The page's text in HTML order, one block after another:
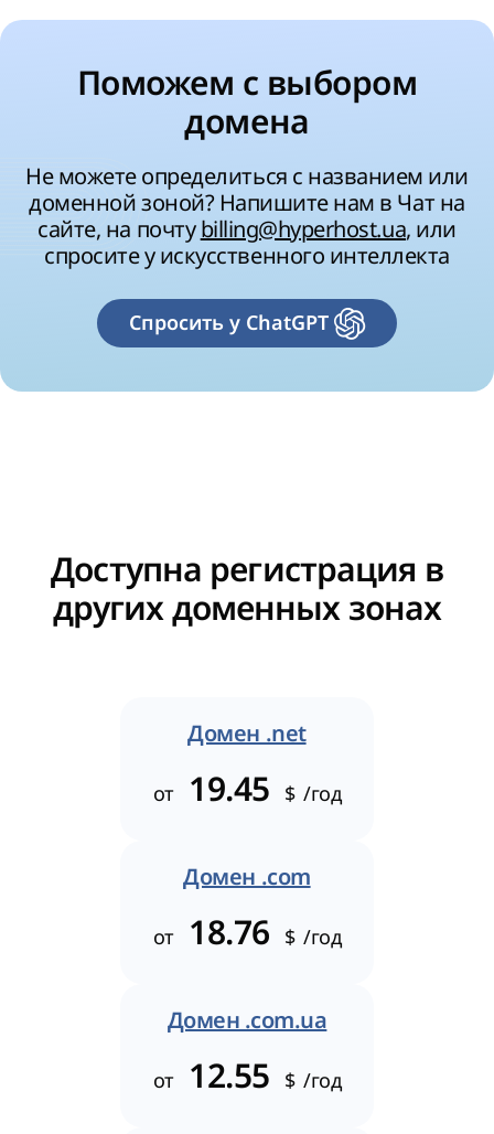
Поможем с выбором
домена
Не можете определиться с названием или
доменной зоной? Напишите нам в Чат на
сайте, на почтуbilling@hyperhost.ua, или
спросите у искусственного интеллекта
Спросить у ChatGPT
Доступна регистрация в
других доменных зонах
Домен .net
от 19.45 $ /год
Домен .com
от 18.76 $ /год
Домен .com.ua
от 12.55 $ /год